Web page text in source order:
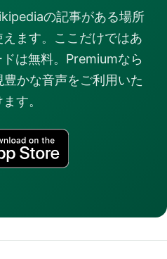
の記事がある場所
ます。ここだけではあ
は無料。Premiumなら
かな音声をご利用いた
す。